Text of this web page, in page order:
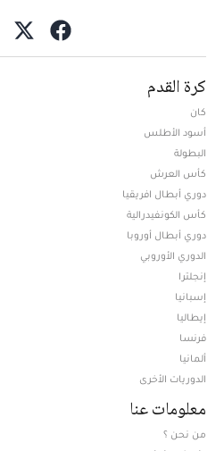
كرة القدم
كان
أسود الأطلس
البطولة
كأس العرش
دوري أبطال افريقيا
كأس الكونفيدرالية
دوري أبطال أوروبا
الدوري الأوروبي
إنجلترا
إسبانيا
إيطاليا
فرنسا
ألمانيا
الدوريات الأخرى
معلومات عنا
من نحن ؟